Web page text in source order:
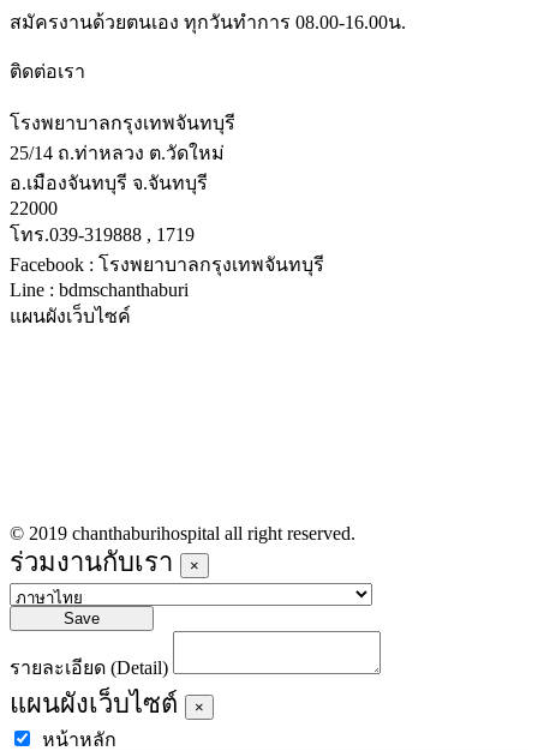
สมัครงานด้วยตนเอง ทุกวันทำการ 08.00-16.00น.
ติดต่อเรา
โรงพยาบาลกรุงเทพจันทบุรี
25/14 ถ.ท่าหลวง ต.วัดใหม่
อ.เมืองจันทบุรี จ.จันทบุรี
22000
โทร.039-319888 , 1719
Facebook : โรงพยาบาลกรุงเทพจันทบุรี
Line : bdmschanthaburi
แผนผังเว็บไซค์
© 2019 chanthaburihospital all right reserved.
ร่วมงานกับเรา ×
Save
รายละเอียด (Detail)
แผนผังเว็บไซต์ ×
หน้าหลัก